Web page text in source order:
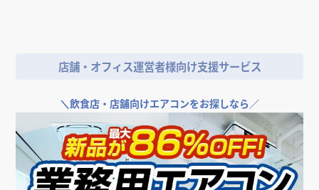
店舗・オフィス運営者様向け支援サービス
＼飲食店・店舗向けエアコンをお探しなら／